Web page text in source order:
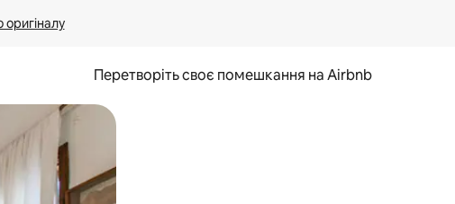
Перетворіть своє помешкання на Airbnb